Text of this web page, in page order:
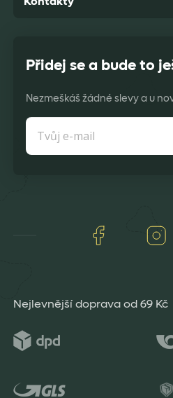
Přidej se a bude to
Nezmeškáš žádné slevy a u
Facebook
Nejlevnější doprava od 69 Kč